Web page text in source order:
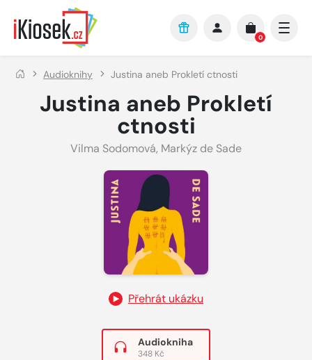
Přejít na hlavní obsah
0
Audioknihy Justina aneb Prokletí ctnosti
Justina aneb Prokletí
ctnosti
Vilma Sodomová, Markýz de Sade
Přehrát ukázku
Audiokniha
348 Kč